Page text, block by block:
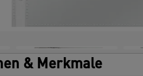
& Merkmale